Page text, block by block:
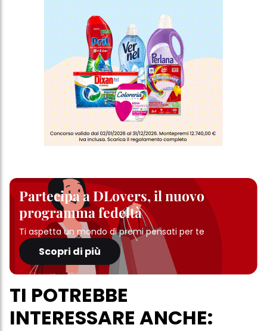
Partecipa a DLovers, il nuovo
programma fedeltà
Ti aspetta un mondo di premi pensati per te
Scopri di più
TI POTREBBE
INTERESSARE ANCHE: